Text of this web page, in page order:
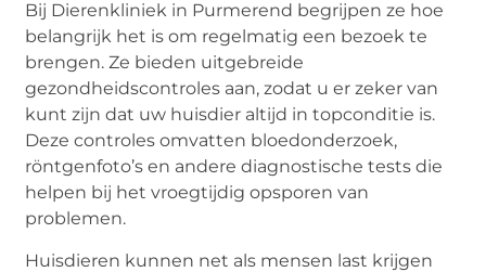
Bij Dierenkliniek in Purmerend begrijpen ze hoe
belangrijk het is om regelmatig een bezoek te
brengen. Ze bieden uitgebreide
gezondheidscontroles aan, zodat u er zeker van
kunt zijn dat uw huisdier altijd in topconditie is.
Deze controles omvatten bloedonderzoek,
röntgenfoto’s en andere diagnostische tests die
helpen bij het vroegtijdig opsporen van
problemen.
Huisdieren kunnen net als mensen last krijgen